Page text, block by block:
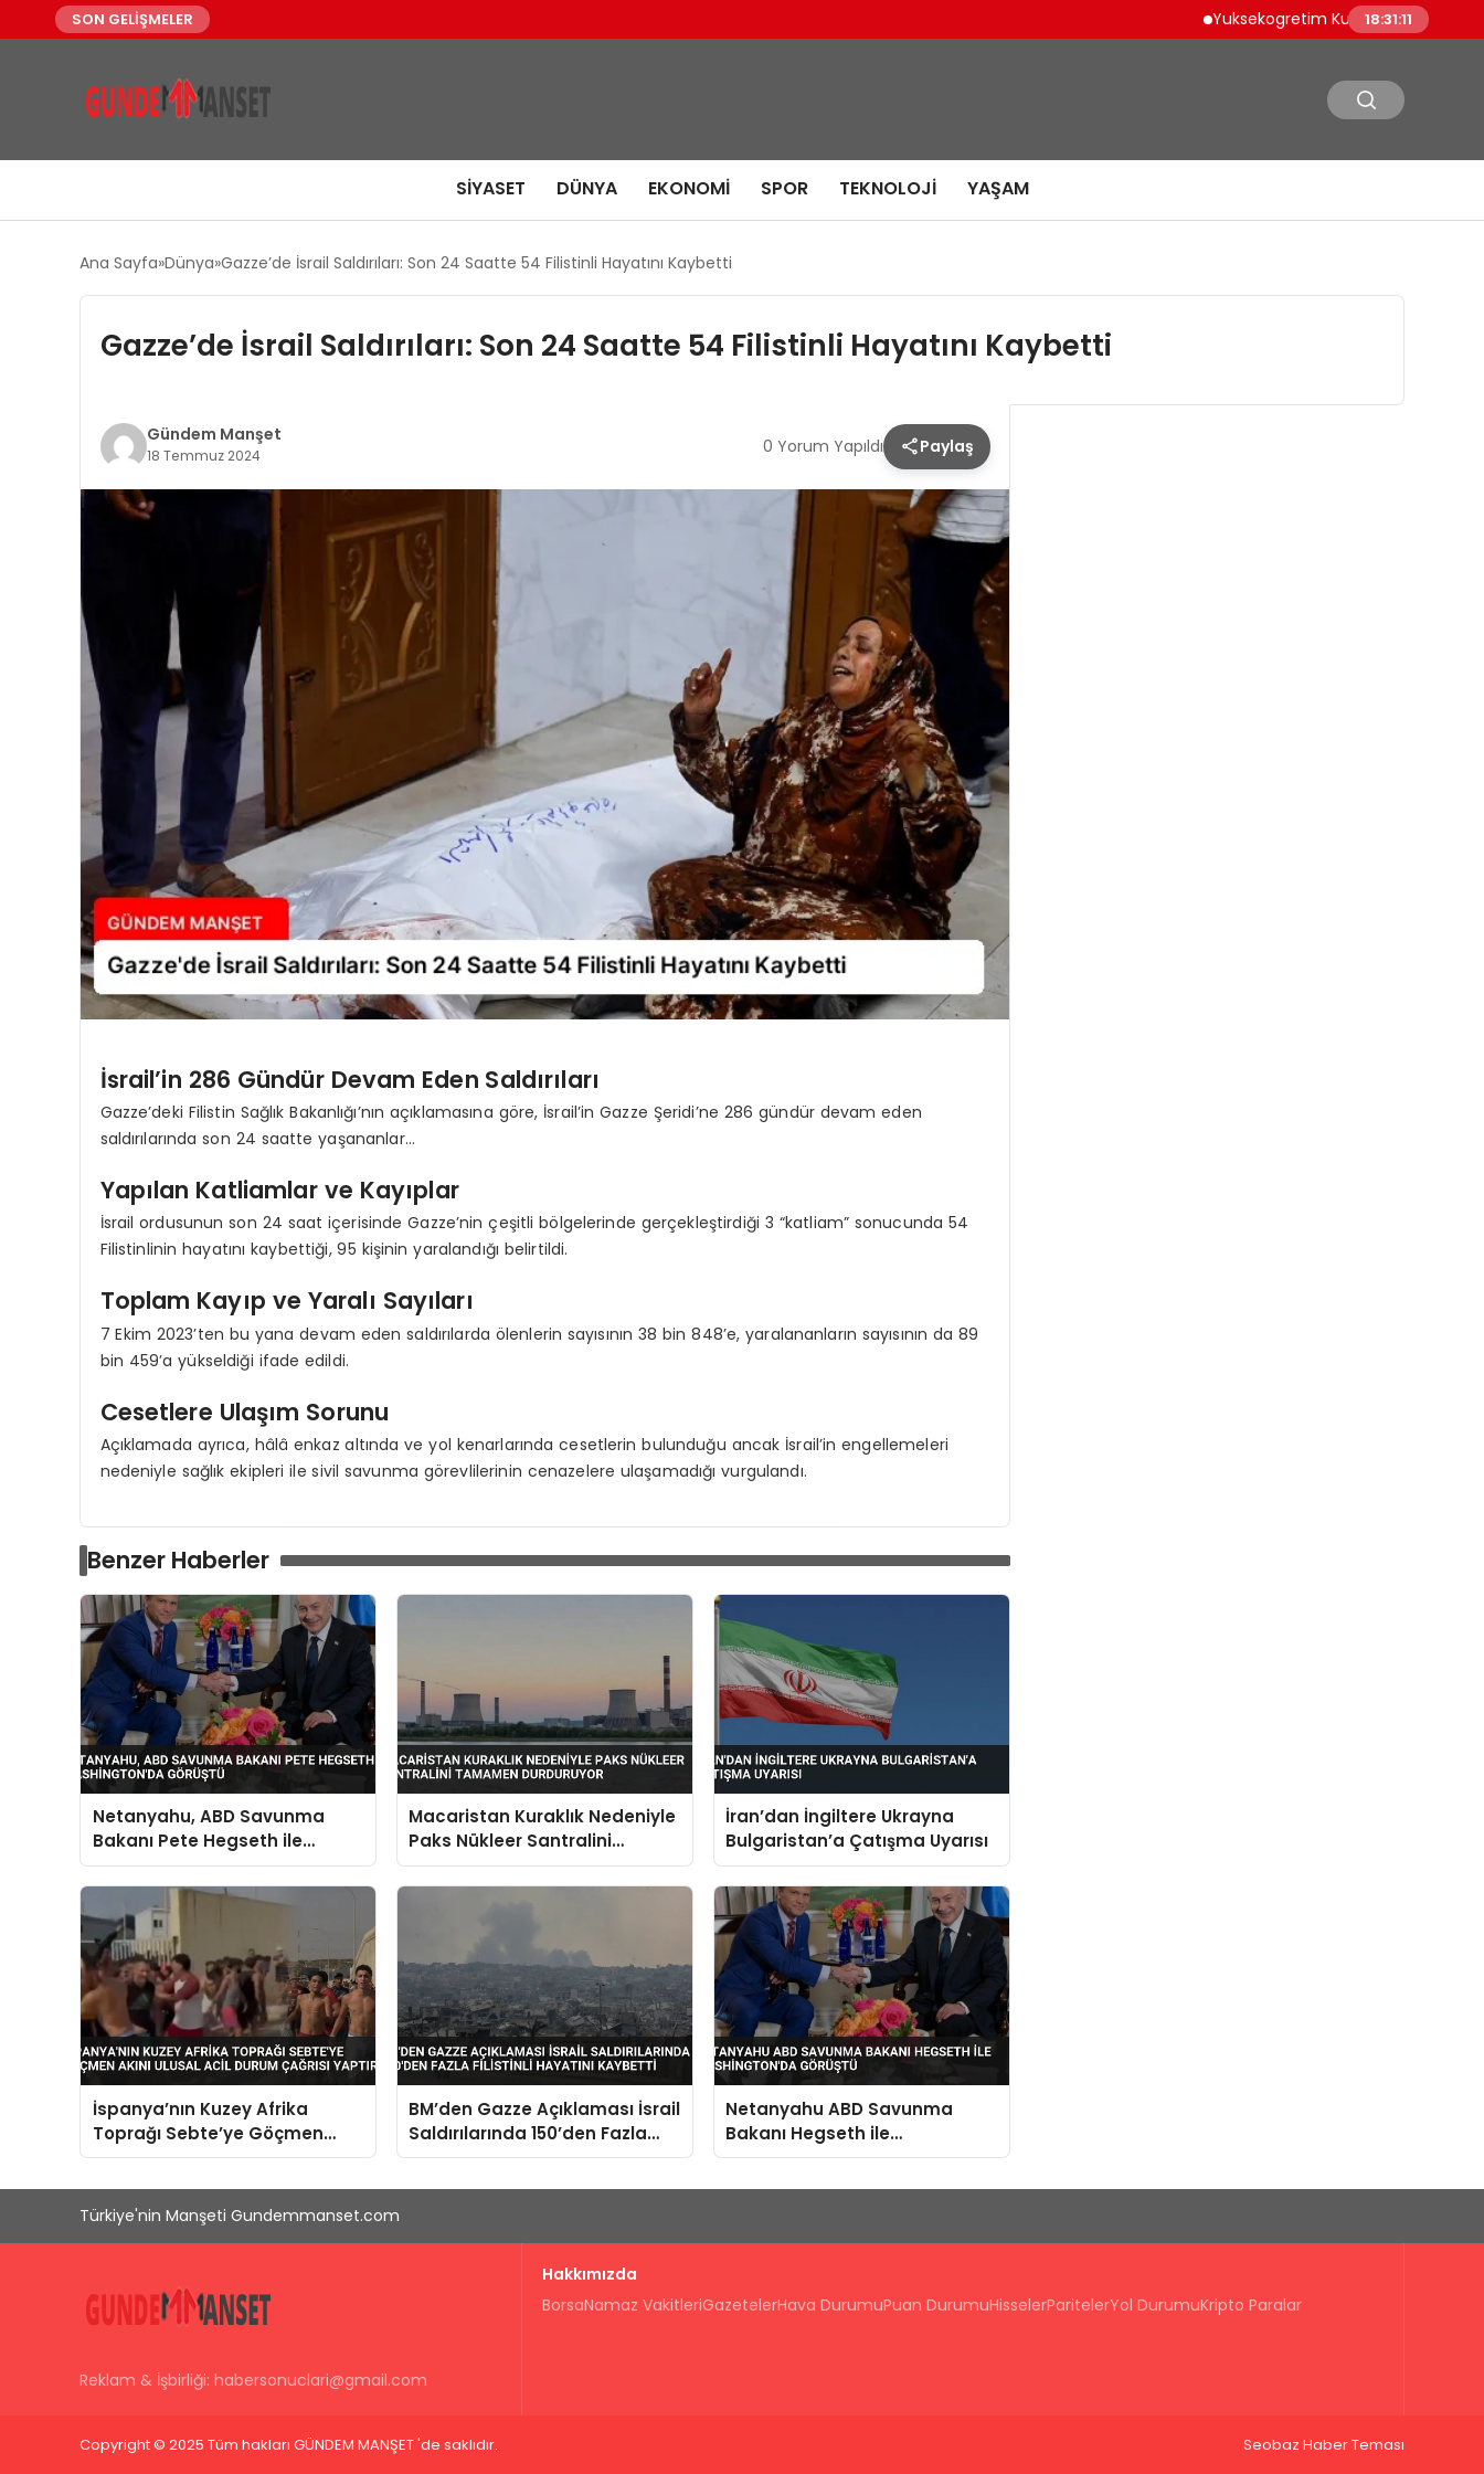
SON GELİŞMELER Yuksekogretim Kurulundan Dijital
18:31:12
SIYASET DÜNYA EKONOMI SPOR TEKNOLOJI YAŞAM
Ana Sayfa Dünya Gazze’de İsrail Saldırıları: Son 24 Saatte 54 Filistinli Hayatını Kaybetti
Gazze’de İsrail Saldırıları: Son 24 Saatte 54 Filistinli Hayatını Kaybetti
Gündem Manşet
18 Temmuz 2024 0 Yorum Yapıldı Paylaş
İsrail’in 286 Gündür Devam Eden Saldırıları
Gazze’deki Filistin Sağlık Bakanlığı’nın açıklamasına göre, İsrail’in Gazze Şeridi’ne 286 gündür devam eden
saldırılarında son 24 saatte yaşananlar…
Yapılan Katliamlar ve Kayıplar
İsrail ordusunun son 24 saat içerisinde Gazze’nin çeşitli bölgelerinde gerçekleştirdiği 3 “katliam” sonucunda 54
Filistinlinin hayatını kaybettiği, 95 kişinin yaralandığı belirtildi.
Toplam Kayıp ve Yaralı Sayıları
7 Ekim 2023’ten bu yana devam eden saldırılarda ölenlerin sayısının 38 bin 848’e, yaralananların sayısının da 89
bin 459’a yükseldiği ifade edildi.
Cesetlere Ulaşım Sorunu
Açıklamada ayrıca, hâlâ enkaz altında ve yol kenarlarında cesetlerin bulunduğu ancak İsrail’in engellemeleri
nedeniyle sağlık ekipleri ile sivil savunma görevlilerinin cenazelere ulaşamadığı vurgulandı.
Benzer Haberler
Netanyahu, ABD Savunma
Bakanı Pete Hegseth ile
Washington’da Görüştü
Macaristan Kuraklık Nedeniyle
Paks Nükleer Santralini
Tamamen Durduruyor
İran’dan İngiltere Ukrayna
Bulgaristan’a Çatışma Uyarısı
İspanya’nın Kuzey Afrika
Toprağı Sebte’ye Göçmen
Akını Ulusal Acil Durum Çağrısı
BM’den Gazze Açıklaması İsrail
Saldırılarında 150’den Fazla
Filistinli Hayatını Kaybetti
Netanyahu ABD Savunma
Bakanı Hegseth ile
Washington’da Görüştü
Türkiye'nin Manşeti Gundemmanset.com
Reklam & İşbirliği: habersonuclari@gmail.com
Hakkımızda
BorsaNamaz VakitleriGazetelerHava DurumuPuan DurumuHisselerParitelerYol DurumuKripto Paralar
Copyright © 2025 Tüm hakları GÜNDEM MANŞET 'de saklıdır. Seobaz Haber Teması